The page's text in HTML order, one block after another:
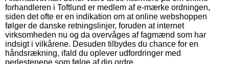
forhandleren i Toftlund er medlem af e-mærke ordningen,
siden det ofte er en indikation om at online webshoppen
følger de danske retningslinjer, foruden at internet
virksomheden nu og da overvåges af fagmænd som har
indsigt i vilkårene. Desuden tilbydes du chance for en
håndsrækning, ifald du oplever udfordringer med
perlestenene som følge af din ordre.